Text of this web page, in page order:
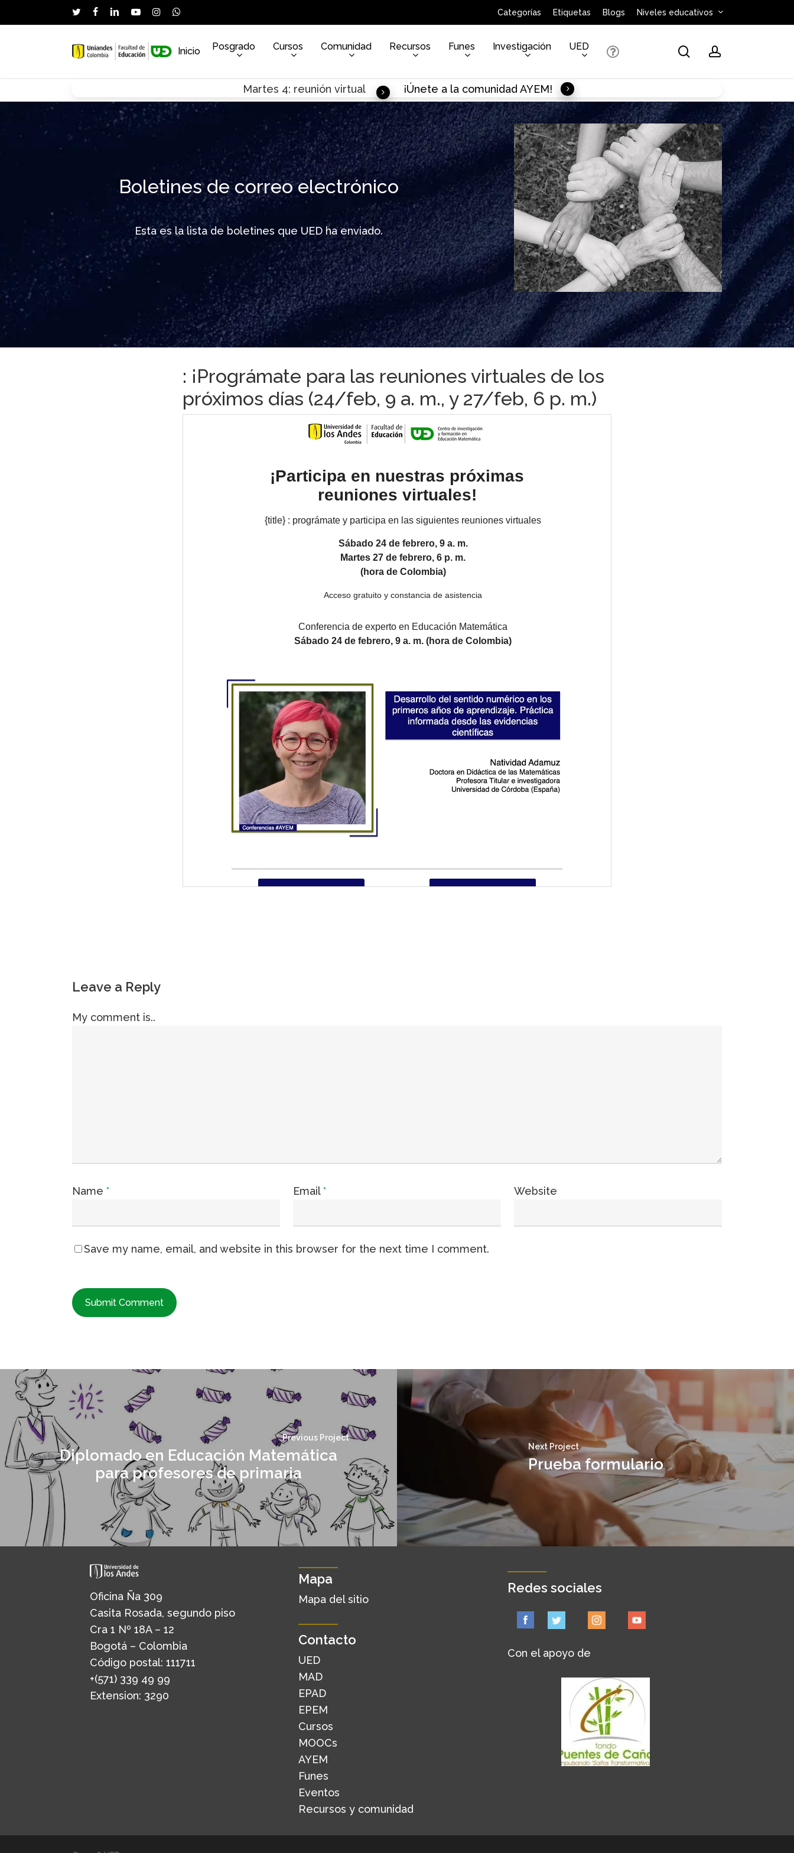
to
twitterfacebooklinkedinyoutubeinstagramwhatsapp Categorías Etiquetas Blogs Niveles educativos
Hit enter to search or ESC to close
Inicio Posgrado Cursos Comunidad Recursos Funes Investigación UED searchaccount
Martes 4: reunión virtual ¡Únete a la comunidad AYEM!
Boletines de correo electrónico
Esta es la lista de boletines que UED ha enviado.
: ¡Prográmate para las reuniones virtuales de los
próximos días (24/feb, 9 a. m., y 27/feb, 6 p. m.)
Leave a Reply
My comment is..
Name * Email* Website
Save my name, email, and website in this browser for the next time I comment.
Previous Project
Diplomado en Educación Matemática
para profesores de primaria
Next Project
Prueba formulario
Oficina Ña 309
Casita Rosada, segundo piso
Cra 1 Nº 18A – 12
Bogotá – Colombia
Código postal: 111711
+(571) 339 49 99
Extension: 3290
Mapa
Mapa del sitio
Contacto
UED
MAD
EPAD
EPEM
Cursos
MOOCs
AYEM
Funes
Eventos
Recursos y comunidad
Redes sociales
Con el apoyo de